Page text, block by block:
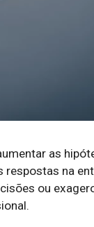
as
respostas na
ou